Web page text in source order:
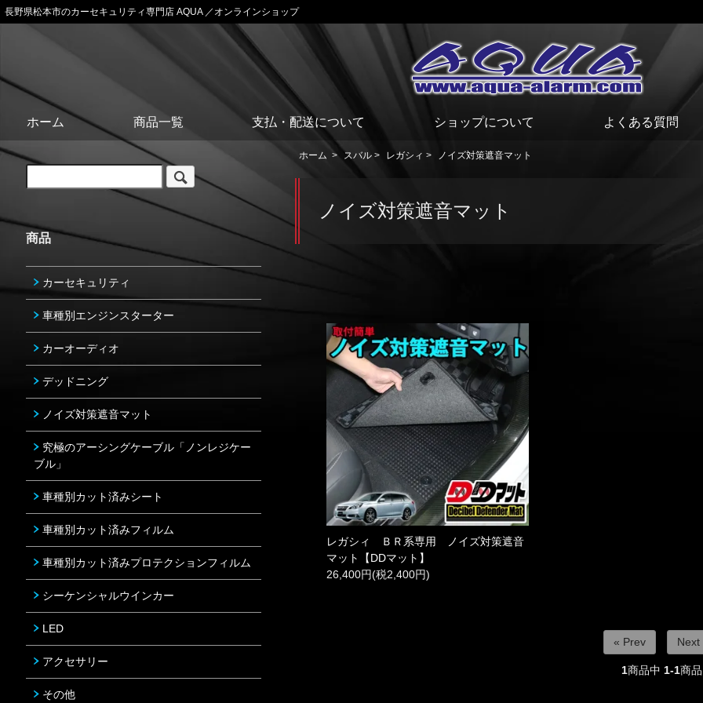
長野県松本市のカーセキュリティ専門店 AQUA ／オンラインショップ
ホーム 商品一覧 支払・配送について ショップについて よくある質問
ホーム > スバル > レガシィ > ノイズ対策遮音マット
ノイズ対策遮音マット
レガシィ ＢＲ系専用 ノイズ対策遮音
マット【DDマット】
26,400円(税2,400円)
« Prev Next
1商品中 1-1商品
商品
カーセキュリティ
車種別エンジンスターター
カーオーディオ
デッドニング
ノイズ対策遮音マット
究極のアーシングケーブル「ノンレジケー
ブル」
車種別カット済みシート
車種別カット済みフィルム
車種別カット済みプロテクションフィルム
シーケンシャルウインカー
LED
アクセサリー
その他